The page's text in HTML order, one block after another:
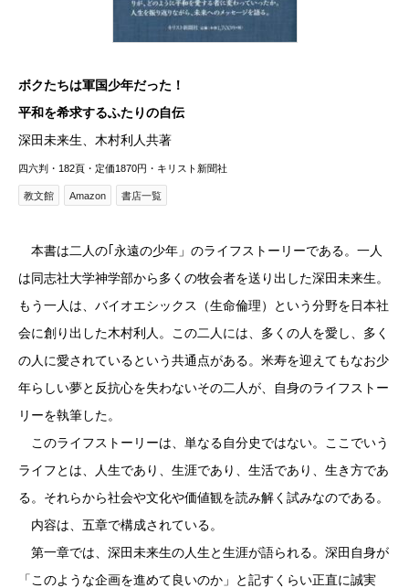
ボクたちは軍国少年だった！
平和を希求するふたりの自伝
深田未来生、木村利人共著
四六判・182頁・定価1870円・キリスト新聞社
教文館 Amazon 書店一覧
本書は二人の｢永遠の少年」のライフストーリーである。一人
は同志社大学神学部から多くの牧会者を送り出した深田未来生。
もう一人は、バイオエシックス（生命倫理）という分野を日本社
会に創り出した木村利人。この二人には、多くの人を愛し、多く
の人に愛されているという共通点がある。米寿を迎えてもなお少
年らしい夢と反抗心を失わないその二人が、自身のライフストー
リーを執筆した。
このライフストーリーは、単なる自分史ではない。ここでいう
ライフとは、人生であり、生涯であり、生活であり、生き方であ
る。それらから社会や文化や価値観を読み解く試みなのである。
内容は、五章で構成されている。
第一章では、深田未来生の人生と生涯が語られる。深田自身が
「このような企画を進めて良いのか」と記すくらい正直に誠実